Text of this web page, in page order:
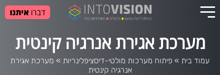
דברו איתנו
מערכת אגירת אנרגיה קינטית
עמוד בית » פיתוח מערכות מולטי-דיסציפלינריות » מערכת אגירת
אנרגיה קינטית